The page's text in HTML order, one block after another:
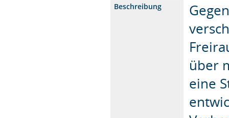
Beschreibung
über
eine